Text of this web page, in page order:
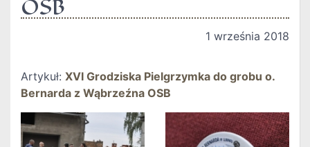
OSB
1 września 2018
Artykuł: XVI Grodziska Pielgrzymka do grobu o.
Bernarda z Wąbrzeźna OSB